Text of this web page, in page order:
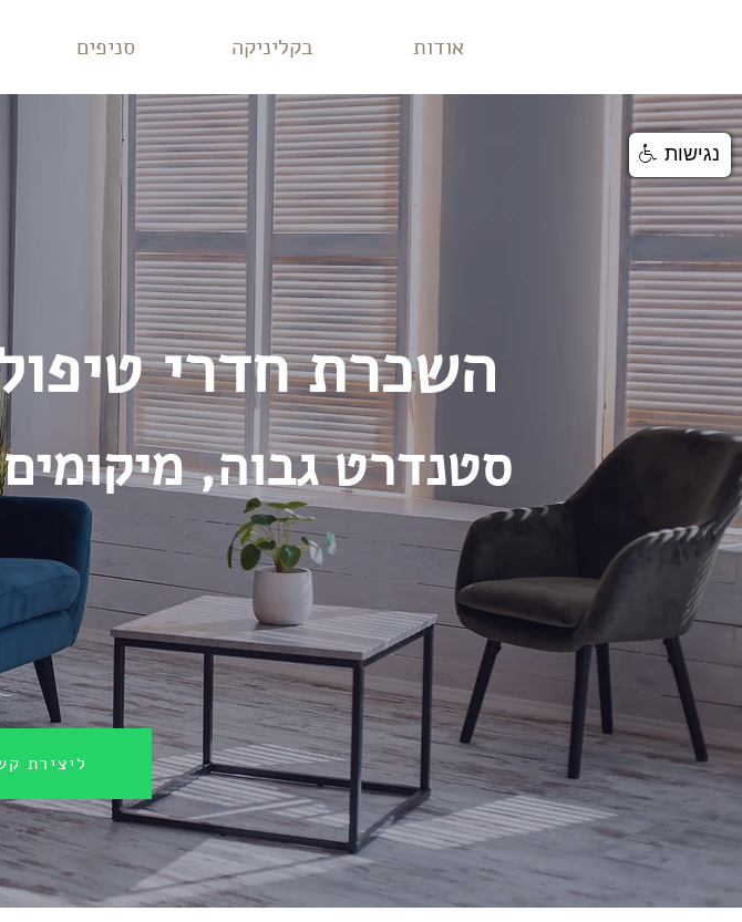
סניפים בקליניקה אודות
השכרת חדרי
סטנדרט גבוה,
ליצירת
נגישות